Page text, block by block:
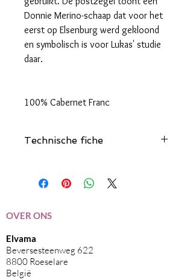
Donnie Merino-schaap dat voor het
eerst op Elsenburg werd gekloond
en symbolisch is voor Lukas' studie
daar.
100% Cabernet Franc
Technische fiche
OVER ONS
Elvama
Beversesteenweg 622
8800 Roeselare
België